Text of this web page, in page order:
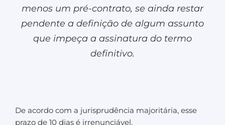
menos um pré-contrato, se ainda restar
pendente a definição de algum assunto
que impeça a assinatura do termo
definitivo.
De acordo com a jurisprudência majoritária, esse
prazo de 10 dias é irrenunciável.